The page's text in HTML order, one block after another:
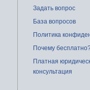
Задать вопрос
База вопросов
Политика
Почему
Платная
консультация